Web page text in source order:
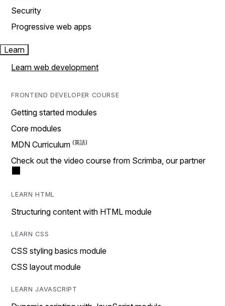
Security
Progressive web apps
Learn
Learn web development
FRONTEND DEVELOPER COURSE
Getting started modules
Core modules
MDN Curriculum
Check out the video course from Scrimba, our partner
LEARN HTML
Structuring content with HTML module
LEARN CSS
CSS styling basics module
CSS layout module
LEARN JAVASCRIPT